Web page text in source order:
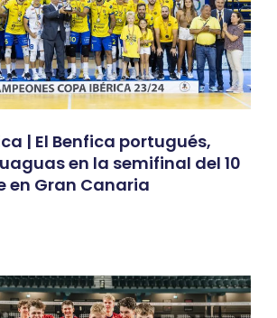
| El Benfica portugués,
en la semifinal del 10
en Gran Canaria